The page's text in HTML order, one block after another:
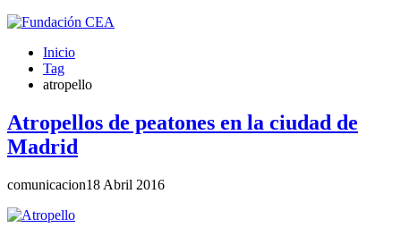
Inicio
Tag
atropello
Atropellos de peatones en la ciudad de
Madrid
comunicacion18 Abril 2016